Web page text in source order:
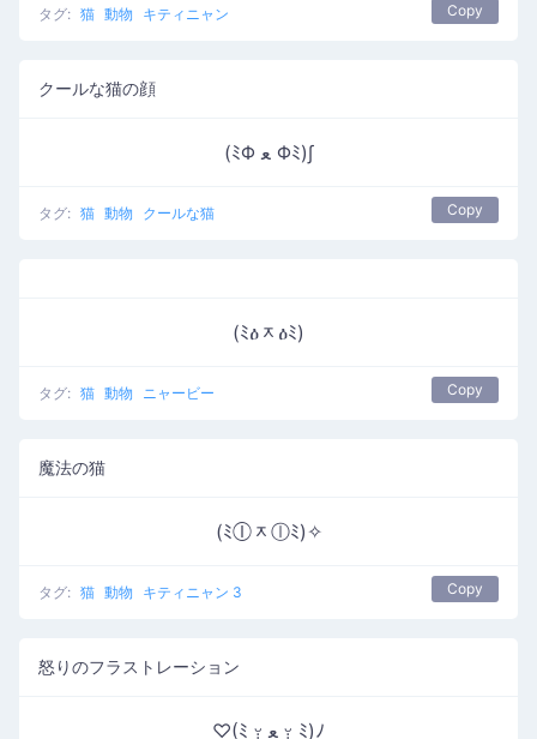
タグ: 猫 動物 キティニャン Copy
クールな猫の顔
(ﾐΦ ﻌ Φﾐ)∫
タグ: 猫 動物 クールな猫 Copy
(ﾐዕᆽዕﾐ)
タグ: 猫 動物 ニャービー Copy
魔法の猫
(ﾐⓛᆽⓛﾐ)✧
タグ: 猫 動物 キティニャン 3 Copy
怒りのフラストレーション
♡(ﾐ ᵕ̣̣̣̣̣̣ ﻌ ᵕ̣̣̣̣̣̣ ﾐ)ﾉ